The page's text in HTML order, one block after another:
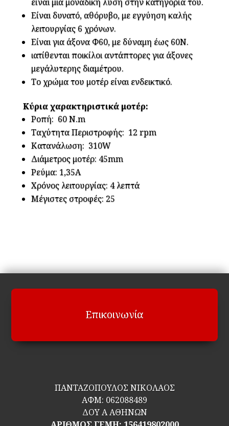
Είναι δυνατό, αθόρυβο, με εγγύηση καλής
λειτουργίας 6 χρόνων.
Είναι για άξονα Φ60, με δύναμη έως 60Ν.
ιατίθενται ποικίλοι αντάπτορες για άξονες
μεγάλυτερης διαμέτρου.
Το χρώμα του μοτέρ είναι ενδεικτικό.
Κύρια χαρακτηριστικά μοτέρ:
Ροπή: 60 N.m
Ταχύτητα Περιστροφής: 12 rpm
Κατανάλωση: 310W
Διάμετρος μοτέρ: 45mm
Ρεύμα: 1,35Α
Χρόνος λειτουργίας: 4 λεπτά
Μέγιστες στροφές: 25
Επικοινωνία
ΠΑΝΤΑΖΟΠΟΥΛΟΣ ΝΙΚΟΛΑΟΣ
ΑΦΜ: 062088489
ΔΟΥ Α ΑΘΗΝΩΝ